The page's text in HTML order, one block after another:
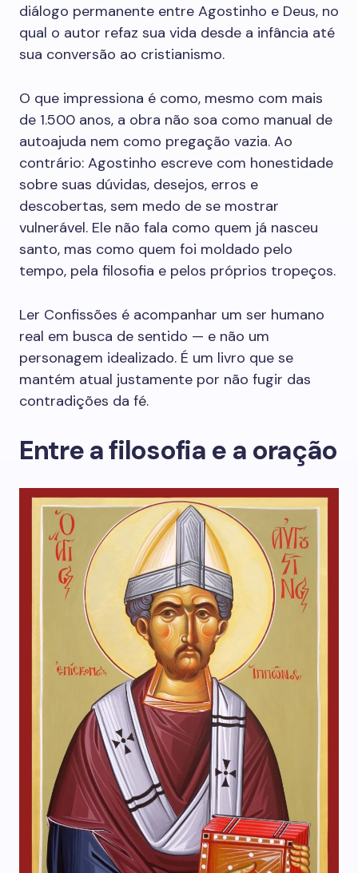
diálogo permanente entre Agostinho e Deus, no
qual o autor refaz sua vida desde a infância até
sua conversão ao cristianismo.
O que impressiona é como, mesmo com mais
de 1.500 anos, a obra não soa como manual de
autoajuda nem como pregação vazia. Ao
contrário: Agostinho escreve com honestidade
sobre suas dúvidas, desejos, erros e
descobertas, sem medo de se mostrar
vulnerável. Ele não fala como quem já nasceu
santo, mas como quem foi moldado pelo
tempo, pela filosofia e pelos próprios tropeços.
Ler Confissões é acompanhar um ser humano
real em busca de sentido — e não um
personagem idealizado. É um livro que se
mantém atual justamente por não fugir das
contradições da fé.
Entre a filosofia e a oração